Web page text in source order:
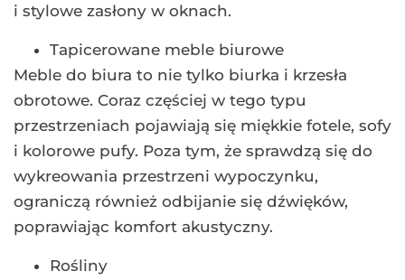
i stylowe zasłony w oknach.
Tapicerowane meble biurowe
Meble do biura to nie tylko biurka i krzesła
obrotowe. Coraz częściej w tego typu
przestrzeniach pojawiają się miękkie fotele, sofy
i kolorowe pufy. Poza tym, że sprawdzą się do
wykreowania przestrzeni wypoczynku,
ograniczą również odbijanie się dźwięków,
poprawiając komfort akustyczny.
Rośliny